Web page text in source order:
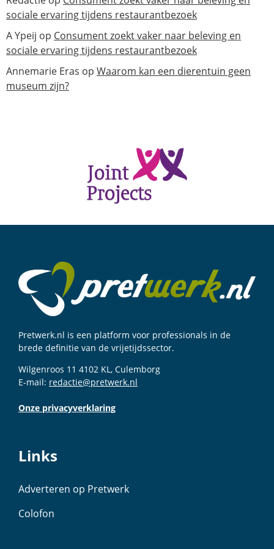
sociale ervaring tijdens restaurantbezoek
A Ypeij op Consument zoekt vaker naar beleving en
sociale ervaring tijdens restaurantbezoek
Annemarie Eras op Waarom kan een dierentuin geen
museum zijn?
Pretwerk.nl is een platform voor professionals in de
brede definitie van de vrijetijdssector.
Wilgenroos 11 4102 KL, Culemborg
E-mail: redactie@pretwerk.nl
Onze privacyverklaring
Links
Adverteren op Pretwerk
Colofon